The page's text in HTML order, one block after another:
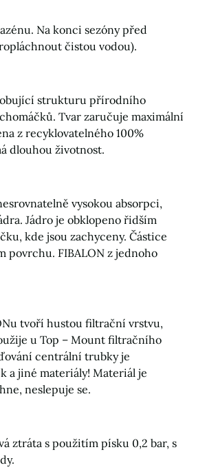
Na konci sezóny před
čistou vodou).
strukturu přírodního
Tvar zaručuje maximální
z recyklovatelného 100%
dlouhou životnost.
vysokou absorpci,
Jádro je obklopeno řidším
kde jsou zachyceny. Částice
povrchu. FIBALON z jednoho
tvoří hustou filtrační vrstvu,
u Top – Mount filtračního
centrální trubky je
a jiné materiály! Materiál je
neslepuje se.
ztráta s použitím písku 0,2 bar, s